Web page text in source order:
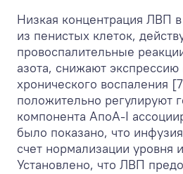
Низкая концентрация ЛВП
из пенистых клеток,
провоспалительные
азота, снижают
хронического воспаления
положительно регулируют
компонента АпоA-I
было показано, что
счет нормализации уровня
Установлено, что ЛВП